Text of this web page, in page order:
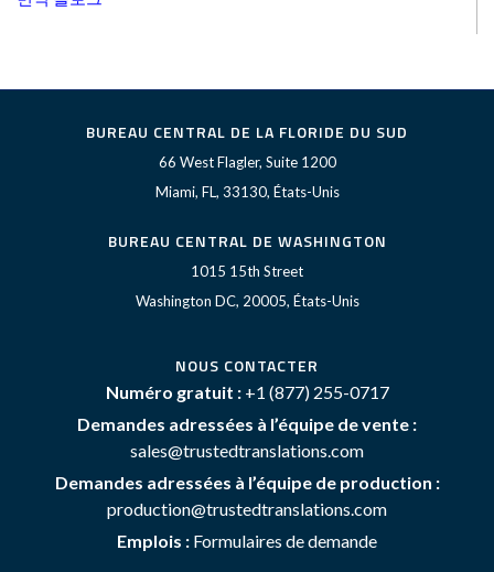
BUREAU CENTRAL DE LA FLORIDE DU SUD
66 West Flagler, Suite 1200
Miami, FL, 33130, États-Unis
BUREAU CENTRAL DE WASHINGTON
1015 15th Street
Washington DC, 20005, États-Unis
NOUS CONTACTER
Numéro gratuit : +1 (877) 255-0717
Demandes adressées à l’équipe de vente :
sales@trustedtranslations.com
Demandes adressées à l’équipe de production :
production@trustedtranslations.com
Emplois : Formulaires de demande